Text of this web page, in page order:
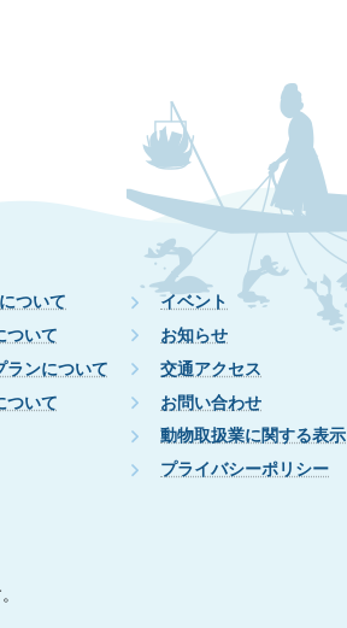
ついて
ついて
ランについて
ついて
イベント
お知らせ
交通アクセス
お問い合わせ
動物取扱業に関する表示
プライバシーポリシー